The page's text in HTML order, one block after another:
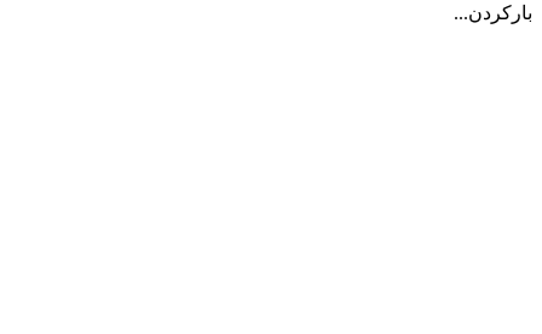
بارکردن...